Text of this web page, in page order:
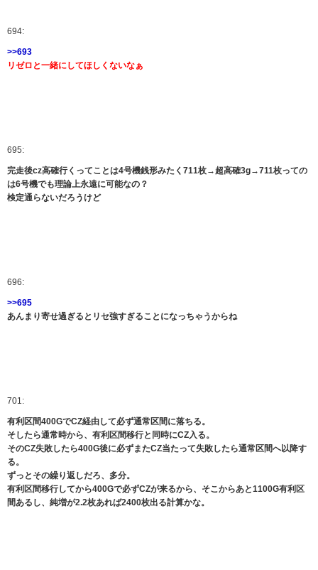
694:
>>693
リゼロと一緒にしてほしくないなぁ
695:
完走後cz高確行くってことは4号機銭形みたく711枚→超高確3g→711枚っての
は6号機でも理論上永遠に可能なの？
検定通らないだろうけど
696:
>>695
あんまり寄せ過ぎるとリセ強すぎることになっちゃうからね
701:
有利区間400GでCZ経由して必ず通常区間に落ちる。
そしたら通常時から、有利区間移行と同時にCZ入る。
そのCZ失敗したら400G後に必ずまたCZ当たって失敗したら通常区間へ以降す
る。
ずっとその繰り返しだろ、多分。
有利区間移行してから400Gで必ずCZが来るから、そこからあと1100G有利区
間あるし、純増が2.2枚あれば2400枚出る計算かな。